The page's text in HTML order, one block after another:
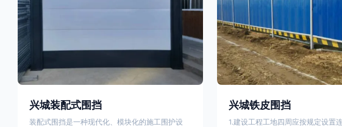
兴城装配式围挡
装配式围挡是一种现代化、模块化的施工围护设
兴城铁皮围挡
1.建设工程工地四周应按规定设置